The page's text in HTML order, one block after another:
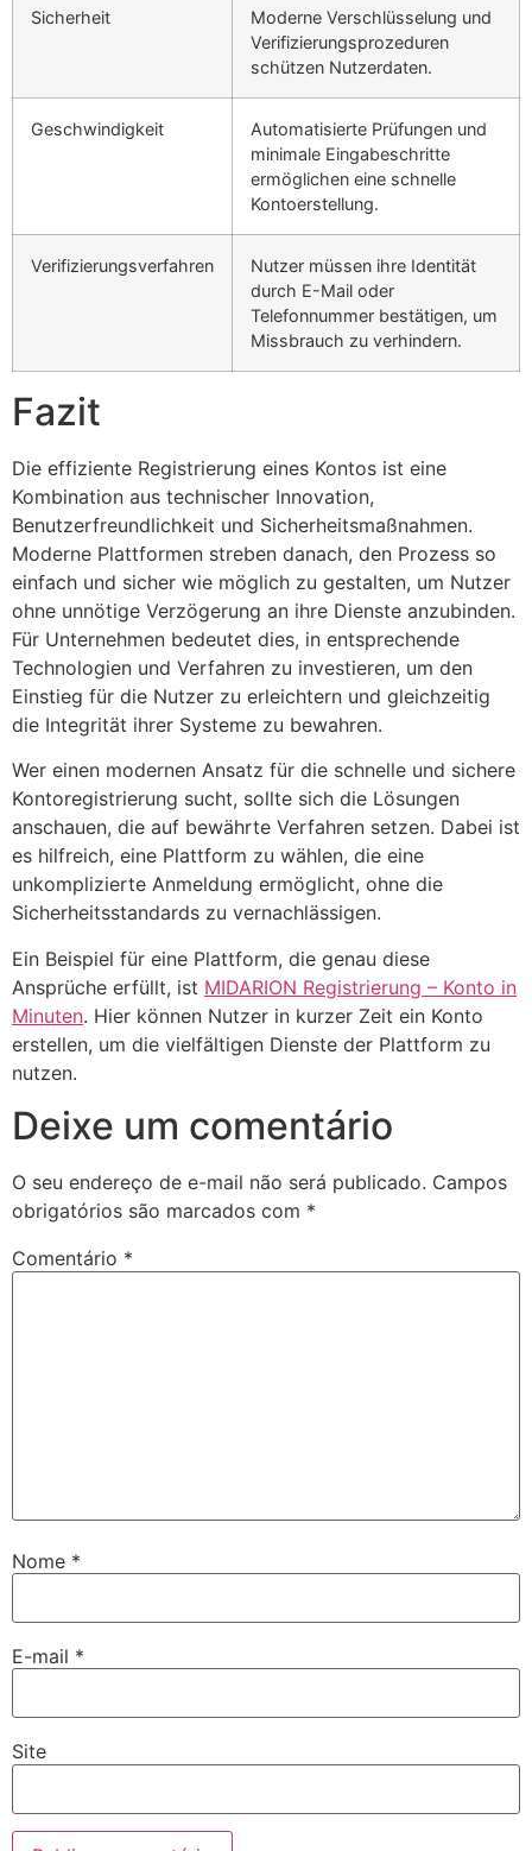
Sicherheit
Moderne Verschlüsselung und
Verifizierungsprozeduren
schützen Nutzerdaten.
Geschwindigkeit
Automatisierte Prüfungen und
minimale Eingabeschritte
ermöglichen eine schnelle
Kontoerstellung.
Verifizierungsverfahren
Nutzer müssen ihre Identität
durch E-Mail oder
Telefonnummer bestätigen, um
Missbrauch zu verhindern.
Fazit
Die effiziente Registrierung eines Kontos ist eine
Kombination aus technischer Innovation,
Benutzerfreundlichkeit und Sicherheitsmaßnahmen.
Moderne Plattformen streben danach, den Prozess so
einfach und sicher wie möglich zu gestalten, um Nutzer
ohne unnötige Verzögerung an ihre Dienste anzubinden.
Für Unternehmen bedeutet dies, in entsprechende
Technologien und Verfahren zu investieren, um den
Einstieg für die Nutzer zu erleichtern und gleichzeitig
die Integrität ihrer Systeme zu bewahren.
Wer einen modernen Ansatz für die schnelle und sichere
Kontoregistrierung sucht, sollte sich die Lösungen
anschauen, die auf bewährte Verfahren setzen. Dabei ist
es hilfreich, eine Plattform zu wählen, die eine
unkomplizierte Anmeldung ermöglicht, ohne die
Sicherheitsstandards zu vernachlässigen.
Ein Beispiel für eine Plattform, die genau diese
Ansprüche erfüllt, ist MIDARION Registrierung – Konto in
Minuten. Hier können Nutzer in kurzer Zeit ein Konto
erstellen, um die vielfältigen Dienste der Plattform zu
nutzen.
Deixe um comentário
O seu endereço de e-mail não será publicado. Campos
obrigatórios são marcados com *
Comentário *
Nome *
E-mail *
Site